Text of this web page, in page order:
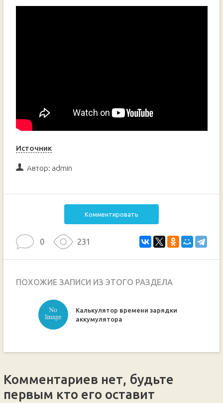
Источник
Автор: admin
Комментировать
0 231
ПОХОЖИЕ ЗАПИСИ ИЗ ЭТОГО РАЗДЕЛА
Калькулятор времени зарядки
аккумулятора
Комментариев нет, будьте
первым кто его оставит